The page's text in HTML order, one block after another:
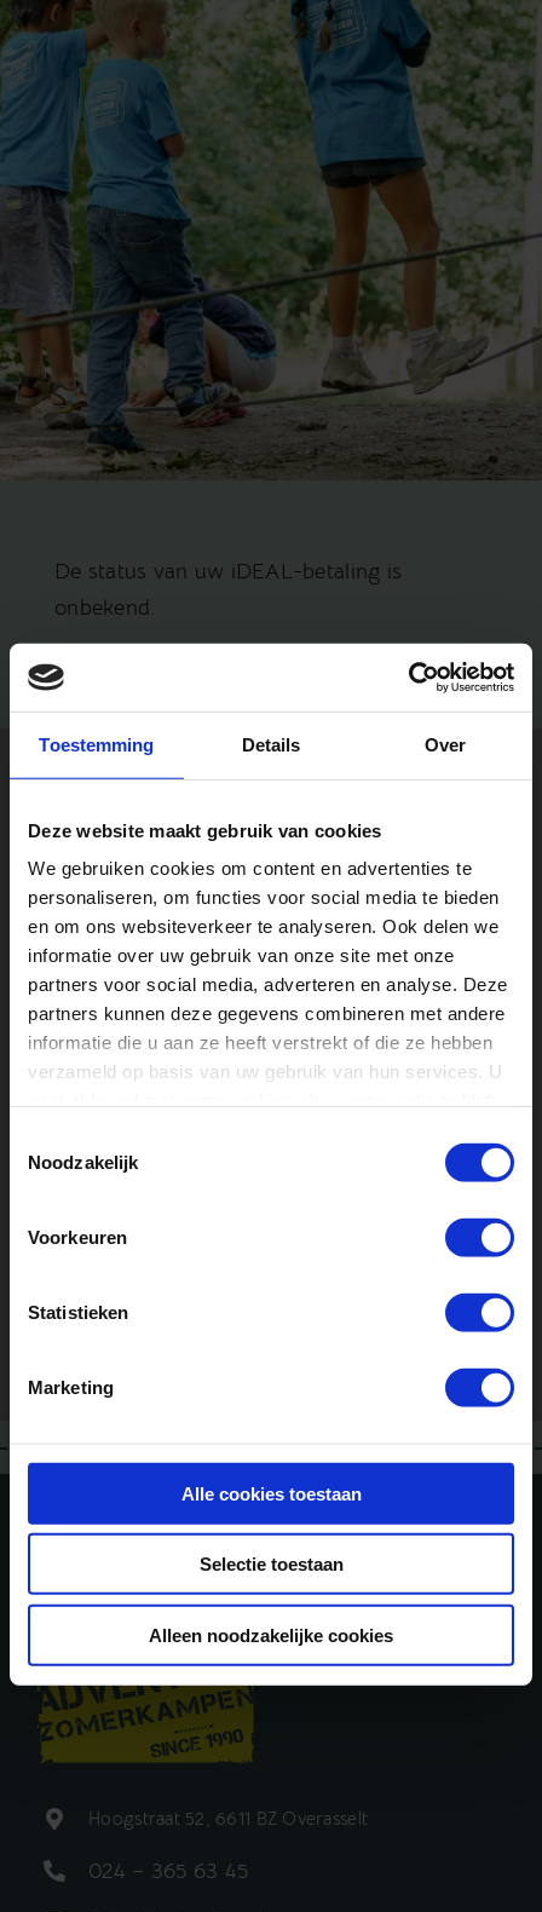
Toestemming Details Over
Deze website maakt gebruik van cookies
We gebruiken cookies om content en advertenties te
personaliseren, om functies voor social media te bieden
en om ons websiteverkeer te analyseren. Ook delen we
informatie over uw gebruik van onze site met onze
partners voor social media, adverteren en analyse. Deze
partners kunnen deze gegevens combineren met andere
informatie die u aan ze heeft verstrekt of die ze hebben
verzameld op basis van uw gebruik van hun services. U
Noodzakelijk
Voorkeuren
Statistieken
Marketing
Alle cookies toestaan
Selectie toestaan
Alleen noodzakelijke cookies
De status van uw iDEAL-betaling is
onbekend.
zomerkampen?
We zijn vanmaandag t/m vrijdag tussen 10.00u en
16.00utelefonisch bereikbaar.
Hoogstraat 52, 6611 BZ Overasselt
024 – 365 63 45